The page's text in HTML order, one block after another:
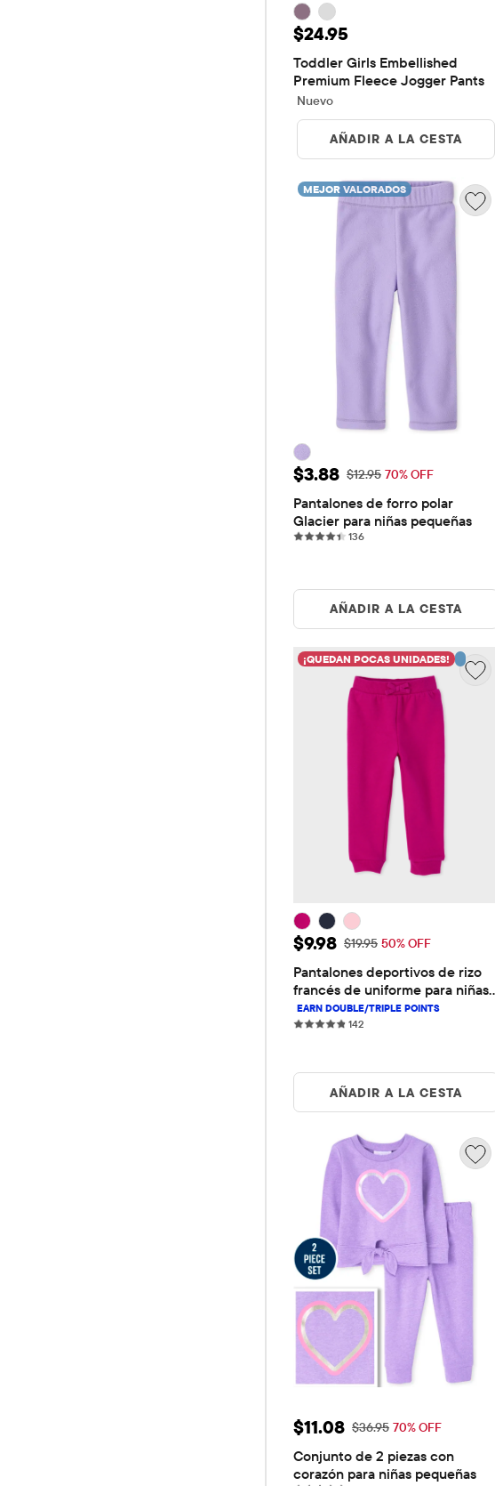
Precio: $24.95
$24.95
Toddler Girls Embellished
Premium Fleece Jogger Pants
Nuevo
AÑADIR A LA CESTA
MEJOR VALORADOS
Precio de venta: $3.88
$3.88 Precio original: $12.95
$12.95 70% OFF
Pantalones de forro polar
Glacier para niñas pequeñas
136136 reviews
AÑADIR A LA CESTA
¡QUEDAN POCAS UNIDADES!
Precio de venta: $9.98
$9.98 Precio original: $19.95
$19.95 50% OFF
Pantalones deportivos de rizo
francés de uniforme para niñas
pequeñas
142142 reviews
AÑADIR A LA CESTA
Precio de venta: $11.08
$11.08 Precio original: $36.95
$36.95 70% OFF
Conjunto de 2 piezas con
corazón para niñas pequeñas